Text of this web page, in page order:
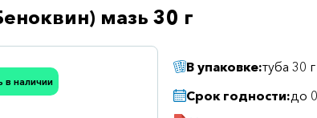
мазь 30 г
в наличии
Вашу оценку!
В упаковке:туба 30 г
Срок годности:до